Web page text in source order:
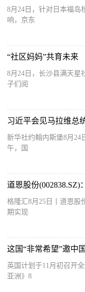
8月24日，针对日本福岛
响，京东
“社区妈妈”共育未来
8月24日，长沙县满天星
子们阅
习近平会见马拉维总
新华社约翰内斯堡8月24
午，国
格隆汇8月25日丨道恩股
期实现
这国“非常希望”邀中
英国计划于11月初召开
亚洲》8